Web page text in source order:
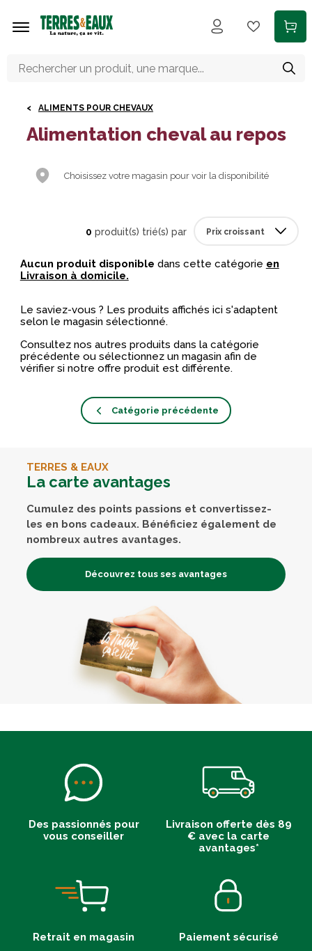
ALIMENTS POUR CHEVAUX
Alimentation cheval au repos
Choisissez votre magasin pour voir la disponibilité
0 produit(s) trié(s) par
Aucun produit disponible dans cette catégorie en
Livraison à domicile.
Le saviez-vous ? Les produits affichés ici s'adaptent
selon le magasin sélectionné.
Consultez nos autres produits dans la catégorie
précédente ou sélectionnez un magasin afin de
vérifier si notre offre produit est différente.
Catégorie précédente
TERRES & EAUX
La carte avantages
Cumulez des points passions et convertissez-
les en bons cadeaux. Bénéficiez également de
nombreux autres avantages.
Découvrez tous ses avantages
Des passionnés pour
vous conseiller
Livraison offerte dès 89
€ avec la carte
avantages*
Retrait en magasin Paiement sécurisé